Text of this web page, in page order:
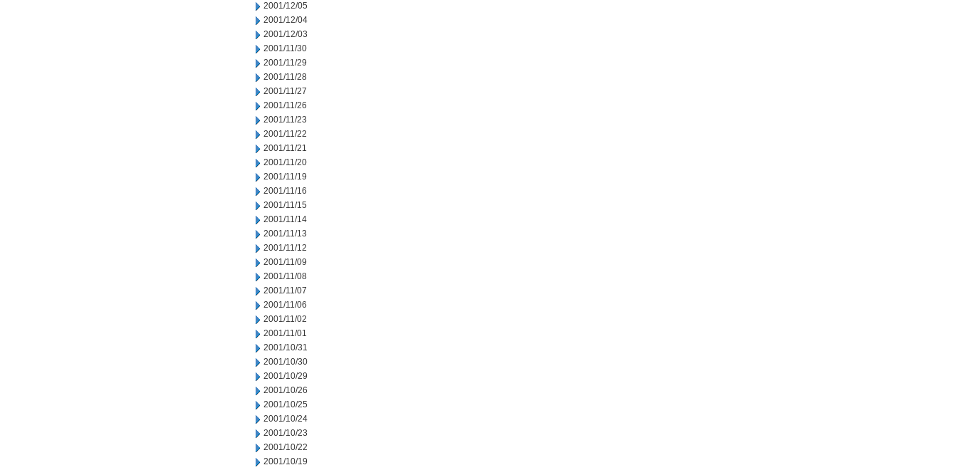
2001/12/05
2001/12/04
2001/12/03
2001/11/30
2001/11/29
2001/11/28
2001/11/27
2001/11/26
2001/11/23
2001/11/22
2001/11/21
2001/11/20
2001/11/19
2001/11/16
2001/11/15
2001/11/14
2001/11/13
2001/11/12
2001/11/09
2001/11/08
2001/11/07
2001/11/06
2001/11/02
2001/11/01
2001/10/31
2001/10/30
2001/10/29
2001/10/26
2001/10/25
2001/10/24
2001/10/23
2001/10/22
2001/10/19